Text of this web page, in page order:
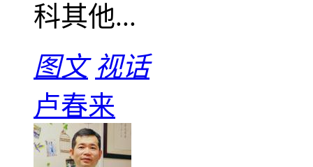
科其他...
图文 视话
卢春来